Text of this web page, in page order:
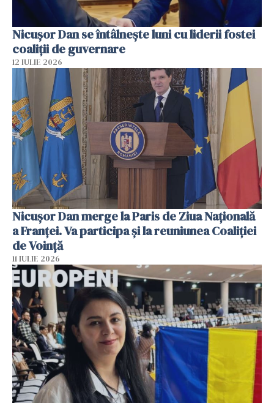
Nicuşor Dan se întâlnește luni cu liderii fostei
coaliţii de guvernare
12 IULIE 2026
Nicuşor Dan merge la Paris de Ziua Naţională
a Franţei. Va participa şi la reuniunea Coaliţiei
de Voinţă
11 IULIE 2026